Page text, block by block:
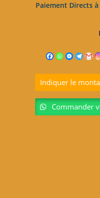
Paiement Directs
Indiquer le
Commander